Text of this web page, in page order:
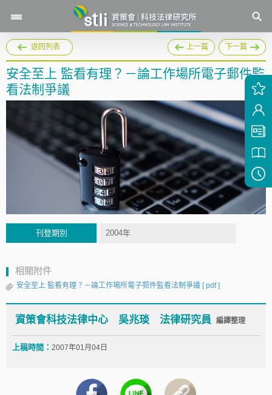
返回列表 上一篇 下一篇
安全至上 監看有理？－論工作場所電子郵件監
看法制爭議
刊登期別 2004年
相關附件
安全至上 監看有理？－論工作場所電子郵件監看法制爭議 [ pdf ]
資策會科技法律中心 吳兆琰 法律研究員 編譯整理
上稿時間： 2007年01月04日